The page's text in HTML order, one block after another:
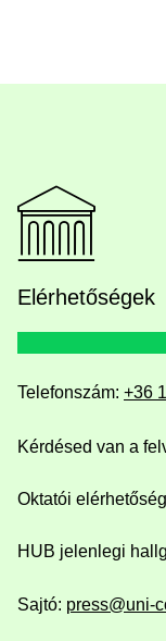
Elérhetőségek
Telefonszám: +36
Kérdésed van a
Oktatói
HUB jelenlegi
Sajtó: press@uni-